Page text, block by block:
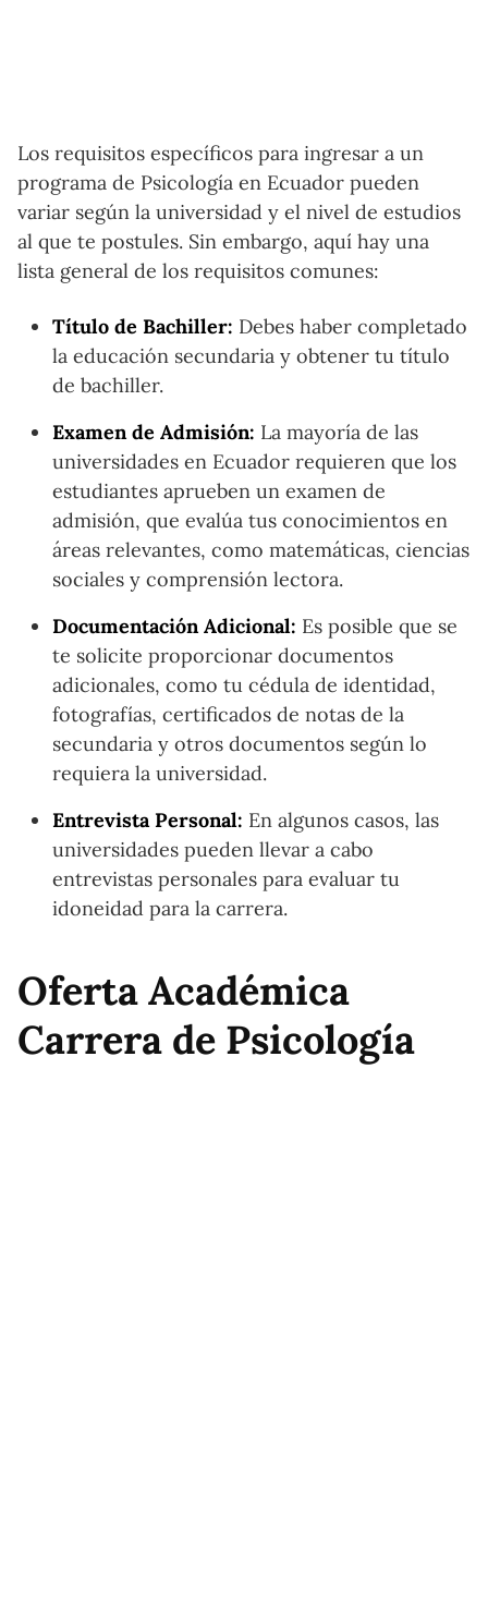
Los requisitos específicos para ingresar a un
programa de Psicología en Ecuador pueden
variar según la universidad y el nivel de estudios
al que te postules. Sin embargo, aquí hay una
lista general de los requisitos comunes:
Título de Bachiller: Debes haber completado
la educación secundaria y obtener tu título
de bachiller.
Examen de Admisión: La mayoría de las
universidades en Ecuador requieren que los
estudiantes aprueben un examen de
admisión, que evalúa tus conocimientos en
áreas relevantes, como matemáticas, ciencias
sociales y comprensión lectora.
Documentación Adicional: Es posible que se
te solicite proporcionar documentos
adicionales, como tu cédula de identidad,
fotografías, certificados de notas de la
secundaria y otros documentos según lo
requiera la universidad.
Entrevista Personal: En algunos casos, las
universidades pueden llevar a cabo
entrevistas personales para evaluar tu
idoneidad para la carrera.
Oferta Académica
Carrera de Psicología